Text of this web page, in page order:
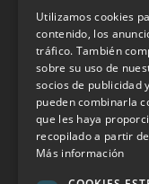
INFORMACIÓN
Aviso Legal
Política de Privacidad
Política de Cookies
Política de calidad
Utilizamos cookies
contenido, los
tráfico. También
sobre su uso de
socios de publicidad
pueden combinarla
que les haya
recopilado a partir
Más información